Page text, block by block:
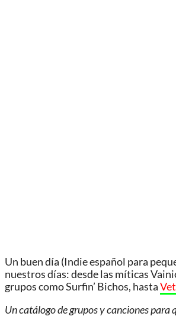
Un buen día (Indie español para
nuestros días: desde las míticas
grupos como Surfin’ Bichos, hasta
Un catálogo de grupos y canciones para